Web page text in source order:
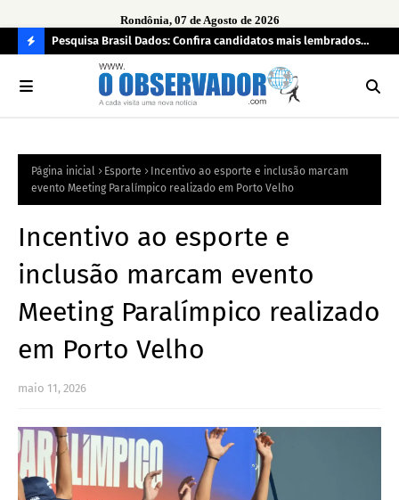
Rondônia, 07 de Agosto de 2026
O
R
Pesquisa Brasil Dados: Confira candidatos mais lembrados
pelo eleitorado de Rondônia para deputado estadual
Página inicial Esporte
Incentivo ao esporte e inclusão marcam
evento Meeting Paralímpico realizado em Porto Velho
Incentivo ao esporte e
inclusão marcam evento
Meeting Paralímpico realizado
em Porto Velho
maio 11, 2026